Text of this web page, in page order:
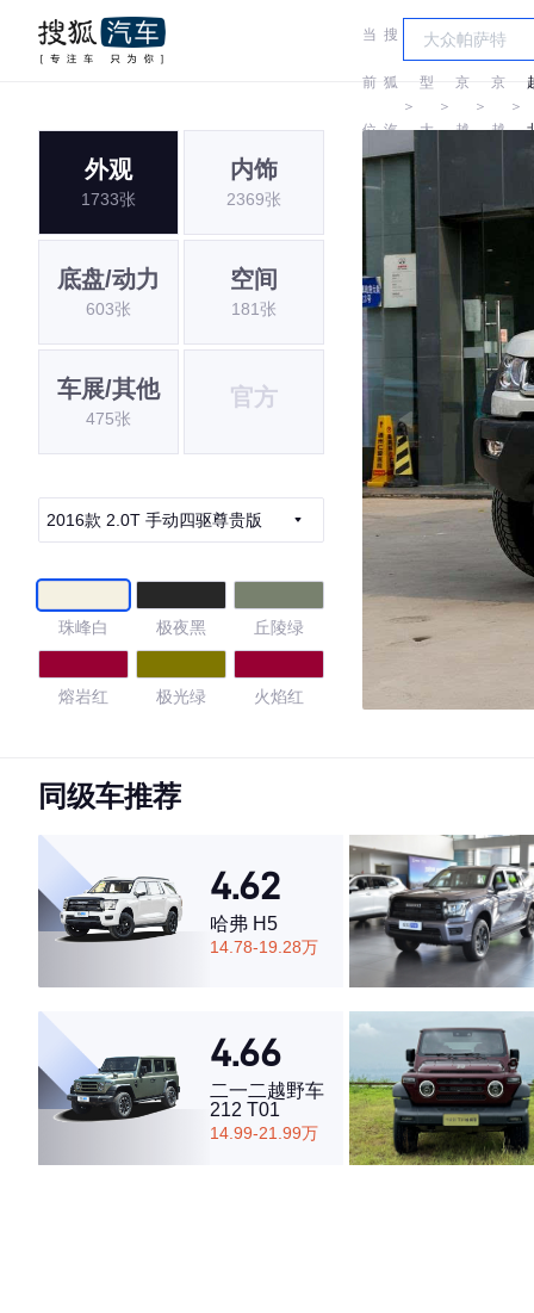
当
前
位
置:
搜
狐
汽
车
＞
车
型
大
＞
北
京
越
＞
北
京
越
＞
外观
1733张
内饰
2369张
底盘/动力
603张
空间
181张
车展/其他
475张
官方
2016款 2.0T 手动四驱尊贵版
珠峰白 极夜黑 丘陵绿
熔岩红 极光绿 火焰红
海风蓝 矿岩黄 未来灰
4.61
·外观表现较为优秀，优于78%同级车
·内饰表现一般，低于56%同级车
·空间表现一般，低于68%同级车
同级车推荐
4.62
哈弗 H5
14.78-19.28万
4.66
二一二越野车
212 T01
14.99-21.99万